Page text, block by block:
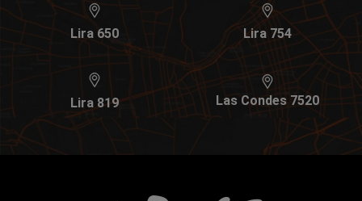
Lira 650 Lira 754
Lira 819 Las Condes 7520